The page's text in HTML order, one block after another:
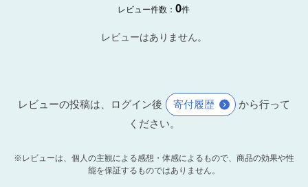
レビュー件数：0件
レビューはありません。
レビューの投稿は、ログイン後 寄付履歴
から行って
ください。
※レビューは、個人の主観による感想・体感によるもので、商品の効果や性
能を保証するものではありません。